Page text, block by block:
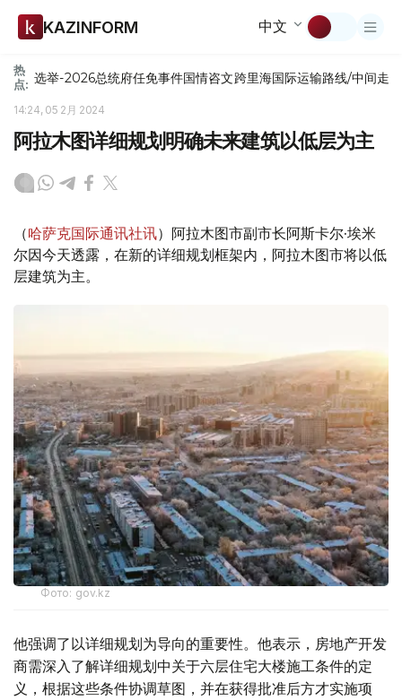
KAZINFORM 中文
热
点: 选举-2026总统府任免事件国情咨文跨里海国际运输路线/中间走廊
14:24, 05 2月 2024
阿拉木图详细规划明确未来建筑以低层为主
（哈萨克国际通讯社讯）阿拉木图市副市长阿斯卡尔·埃米
尔因今天透露，在新的详细规划框架内，阿拉木图市将以低
层建筑为主。
Фото: gov.kz
他强调了以详细规划为导向的重要性。他表示，房地产开发
商需深入了解详细规划中关于六层住宅大楼施工条件的定
义，根据这些条件协调草图，并在获得批准后方才实施项